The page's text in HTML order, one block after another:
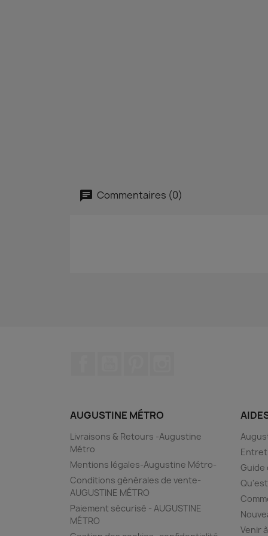
Commentaires (0)
AUGUSTINE MÉTRO
Livraisons & Retours -Augustine
Métro
Mentions légales-Augustine Métro-
Conditions générales de vente-
AUGUSTINE MÉTRO
Paiement sécurisé - AUGUSTINE
MÉTRO
Guide
Venir